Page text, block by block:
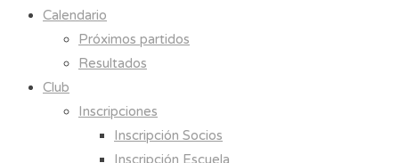
Calendario
Próximos partidos
Resultados
Club
Inscripciones
Inscripción Socios
Inscripción Escuela